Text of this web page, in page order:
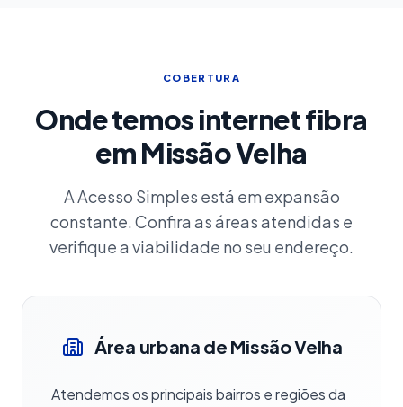
COBERTURA
Onde temos internet fibra
em Missão Velha
A Acesso Simples está em expansão
constante. Confira as áreas atendidas e
verifique a viabilidade no seu endereço.
Área urbana de Missão Velha
Atendemos os principais bairros e regiões da